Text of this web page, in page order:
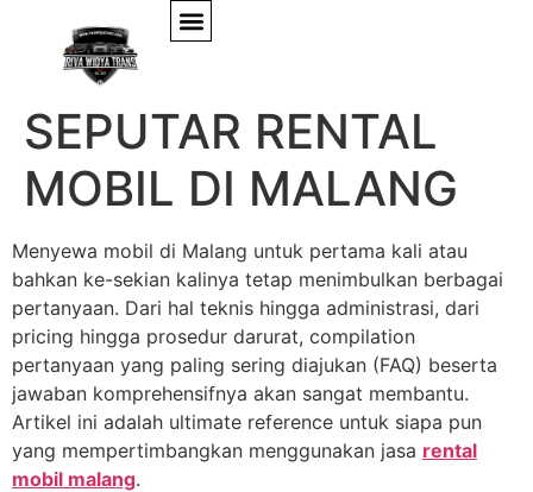
FAQ LENGKAP
SEPUTAR RENTAL
MOBIL DI MALANG
Menyewa mobil di Malang untuk pertama kali atau
bahkan ke-sekian kalinya tetap menimbulkan berbagai
pertanyaan. Dari hal teknis hingga administrasi, dari
pricing hingga prosedur darurat, compilation
pertanyaan yang paling sering diajukan (FAQ) beserta
jawaban komprehensifnya akan sangat membantu.
Artikel ini adalah ultimate reference untuk siapa pun
yang mempertimbangkan menggunakan jasa rental
mobil malang.